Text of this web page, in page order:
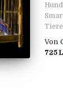
Von
725